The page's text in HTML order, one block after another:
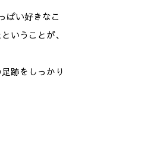
ぱい好きなこ
いうことが、
跡をしっかり